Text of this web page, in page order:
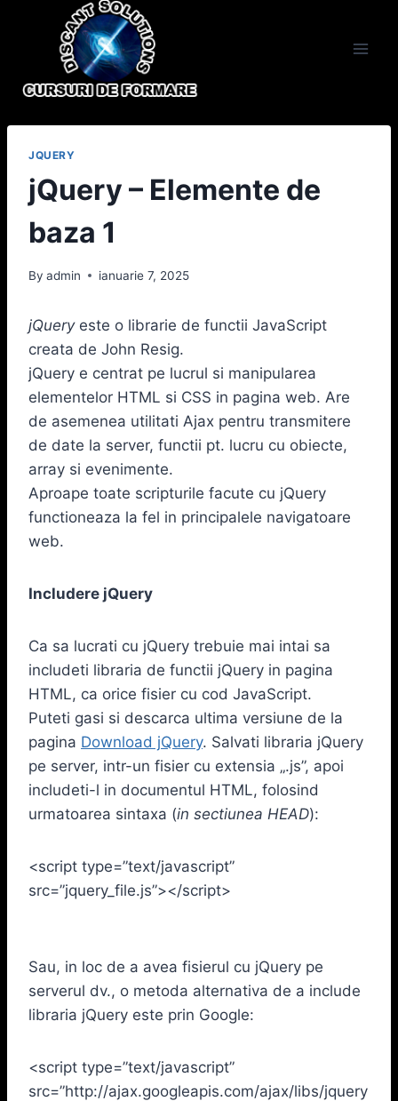
JQUERY
jQuery – Elemente de
baza 1
By admin ianuarie 7, 2025
jQueryeste o librarie de functii JavaScript
creata de John Resig.
jQuery e centrat pe lucrul si manipularea
elementelor HTML si CSS in pagina web. Are
de asemenea utilitati Ajax pentru transmitere
de date la server, functii pt. lucru cu obiecte,
array si evenimente.
Aproape toate scripturile facute cu jQuery
functioneaza la fel in principalele navigatoare
web.
Includere jQuery
Ca sa lucrati cu jQuery trebuie mai intai sa
includeti libraria de functii jQuery in pagina
HTML, ca orice fisier cu cod JavaScript.
Puteti gasi si descarca ultima versiune de la
pagina Download jQuery. Salvati libraria jQuery
pe server, intr-un fisier cu extensia „.js”, apoi
includeti-l in documentul HTML, folosind
urmatoarea sintaxa (in sectiunea HEAD):
<script type=”text/javascript”
src=”jquery_file.js”></script>
Sau, in loc de a avea fisierul cu jQuery pe
serverul dv., o metoda alternativa de a include
libraria jQuery este prin Google:
<script type=”text/javascript”
src=”http://ajax.googleapis.com/ajax/libs/jquery